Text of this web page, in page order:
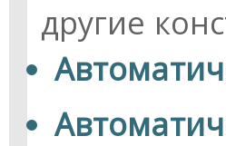
другие